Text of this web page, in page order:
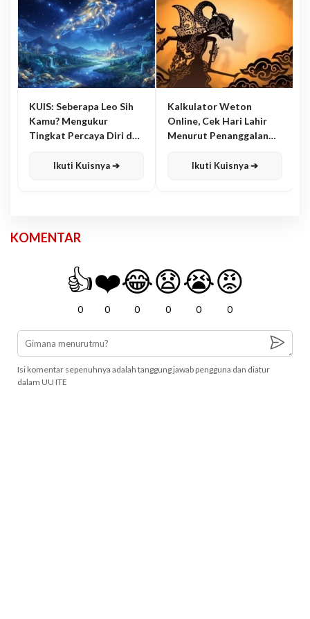
KUIS: Seberapa Leo Sih
Kamu? Mengukur
Tingkat Percaya Diri dan
Ikuti Kuisnya ➔
Kalkulator Weton
Online, Cek Hari Lahir
Menurut Penanggalan
Ikuti Kuisnya ➔
KOMENTAR
👍
0
❤️
0
😂
0
😧
0
😭
0
😡
0
Isi komentar sepenuhnya adalah tanggung jawab pengguna dan diatur
dalam UU ITE